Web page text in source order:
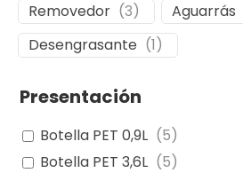
Removedor (3) Aguarrás
Desengrasante (1)
Presentación
Botella PET 0,9L (5)
Botella PET 3,6L (5)